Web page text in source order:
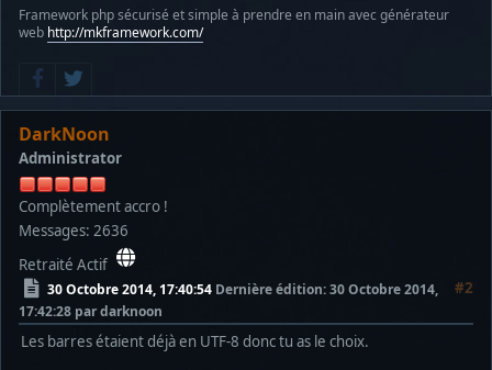
Framework php sécurisé et simple à prendre en main avec générateur
web http://mkframework.com/
DarkNoon
Administrator
Complètement accro !
Messages: 2636
Retraité Actif
30 Octobre 2014, 17:40:54 #2
Dernière édition: 30 Octobre 2014,
17:42:28 par darknoon
Les barres étaient déjà en UTF-8 donc tu as le choix.